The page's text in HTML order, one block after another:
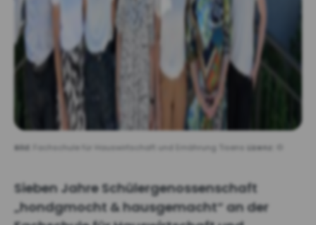
Bild: Fachschule für Hauswirtschaft und Ernährung Tisens Lizenz:
Sieben Jahre Schülergenossenschaft
„hondgmocht & hausgemacht“ an der